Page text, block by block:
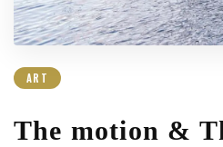
ART
The motion &